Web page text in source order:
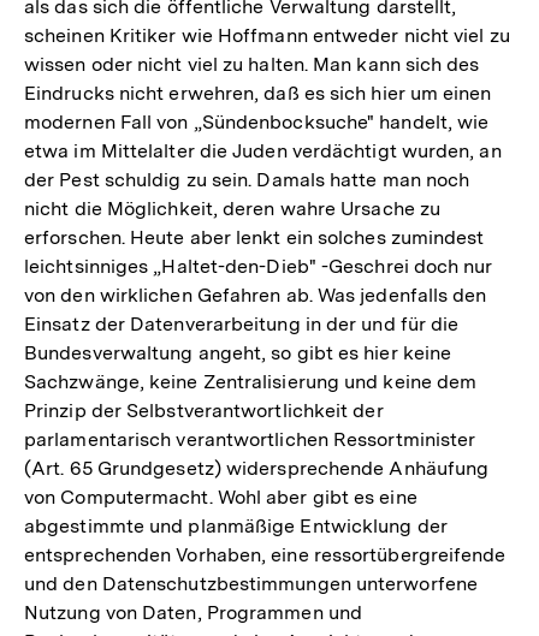
als das sich die öffentliche Verwaltung darstellt,
scheinen Kritiker wie Hoffmann entweder nicht viel zu
wissen oder nicht viel zu halten. Man kann sich des
Eindrucks nicht erwehren, daß es sich hier um einen
modernen Fall von „Sündenbocksuche" handelt, wie
etwa im Mittelalter die Juden verdächtigt wurden, an
der Pest schuldig zu sein. Damals hatte man noch
nicht die Möglichkeit, deren wahre Ursache zu
erforschen. Heute aber lenkt ein solches zumindest
leichtsinniges „Haltet-den-Dieb" -Geschrei doch nur
von den wirklichen Gefahren ab. Was jedenfalls den
Einsatz der Datenverarbeitung in der und für die
Bundesverwaltung angeht, so gibt es hier keine
Sachzwänge, keine Zentralisierung und keine dem
Prinzip der Selbstverantwortlichkeit der
parlamentarisch verantwortlichen Ressortminister
(Art. 65 Grundgesetz) widersprechende Anhäufung
von Computermacht. Wohl aber gibt es eine
abgestimmte und planmäßige Entwicklung der
entsprechenden Vorhaben, eine ressortübergreifende
und den Datenschutzbestimmungen unterworfene
Nutzung von Daten, Programmen und